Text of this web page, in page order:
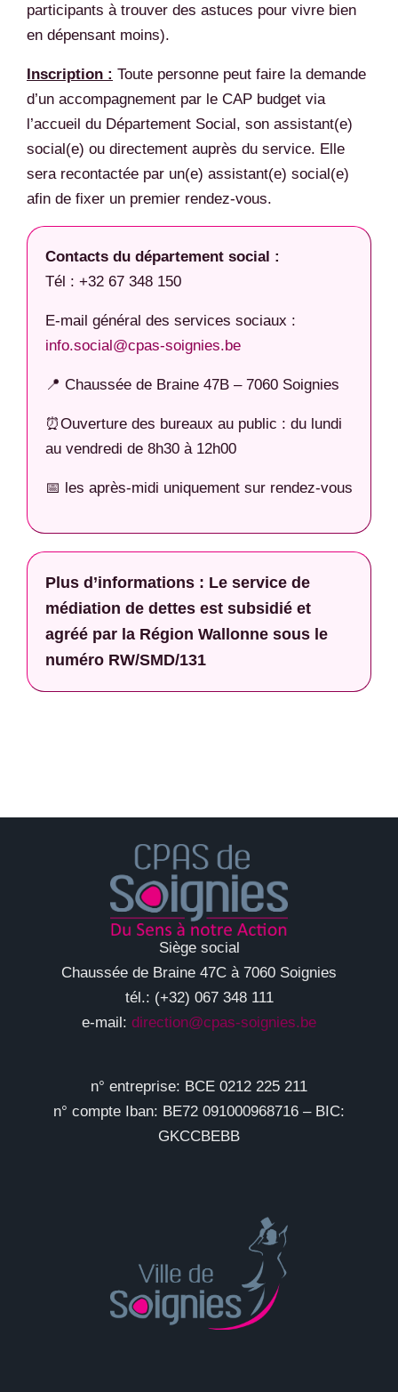
participants à trouver des astuces pour vivre bien
en dépensant moins).
Inscription : Toute personne peut faire la demande
d’un accompagnement par le CAP budget via
l’accueil du Département Social, son assistant(e)
social(e) ou directement auprès du service. Elle
sera recontactée par un(e) assistant(e) social(e)
afin de fixer un premier rendez-vous.
Contacts du département social :
Tél : +32 67 348 150
E-mail général des services sociaux :
info.social@cpas-soignies.be
📍 Chaussée de Braine 47B – 7060 Soignies
⏰Ouverture des bureaux au public : du lundi
au vendredi de 8h30 à 12h00
📅 les après-midi uniquement sur rendez-vous
Plus d’informations : Le service de
médiation de dettes est subsidié et
agréé par la Région Wallonne sous le
numéro RW/SMD/131
Siège social
Chaussée de Braine 47C à 7060 Soignies
tél.: (+32) 067 348 111
e-mail: direction@cpas-soignies.be
n° entreprise: BCE 0212 225 211
n° compte Iban: BE72 091000968716 – BIC:
GKCCBEBB